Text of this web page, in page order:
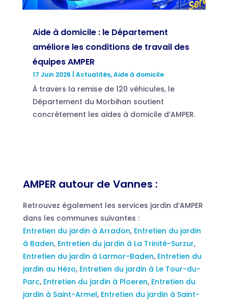
Aide à domicile : le Département
améliore les conditions de travail des
équipes AMPER
17 Juin 2026 Actualités,Aide à domicile
À travers la remise de 120 véhicules, le
Département du Morbihan soutient
concrètement les aides à domicile d’AMPER.
AMPER autour de Vannes :
Retrouvez également les services jardin d’AMPER
dans les communes suivantes :
Entretien du jardin à Arradon, Entretien du jardin
à Baden, Entretien du jardin à La Trinité-Surzur,
Entretien du jardin à Larmor-Baden, Entretien du
jardin au Hézo, Entretien du jardin à Le Tour-du-
Parc, Entretien du jardin à Ploeren, Entretien du
jardin à Saint-Armel, Entretien du jardin à Saint-